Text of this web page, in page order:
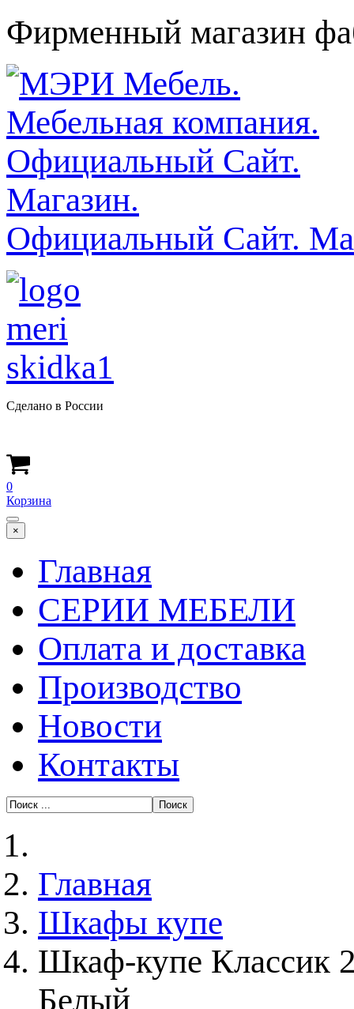
Фирменный магазин
Официальный Сайт.
Сделано в России
0
Корзина
×
Главная
СЕРИИ МЕБЕЛИ
Оплата и доставка
Производство
Новости
Контакты
Главная
Шкафы купе
Шкаф-купе Классик
Белый